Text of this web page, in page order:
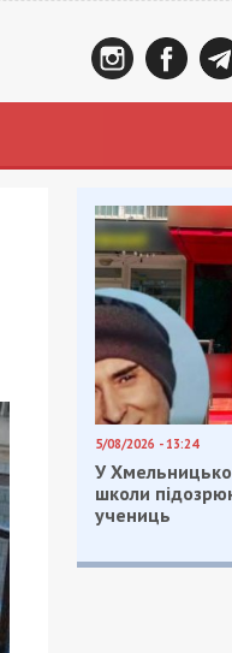
5/08/2026 - 13:24
У
школи
учениць